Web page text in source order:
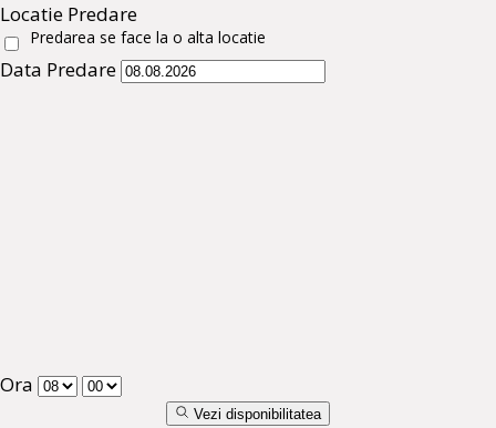
Locatie Predare
Predarea se face la o alta locatie
Data Predare
Ora
Vezi disponibilitatea